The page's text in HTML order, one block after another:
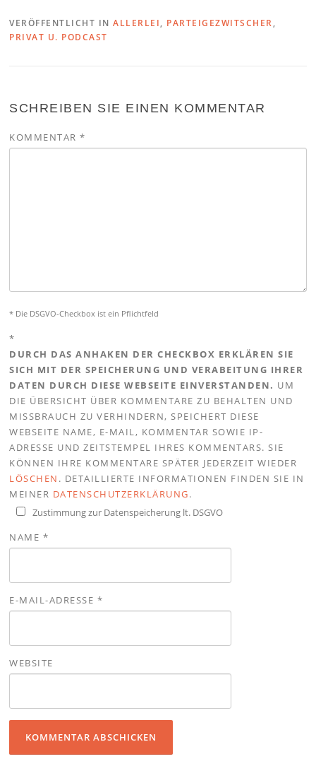
VERÖFFENTLICHT INALLERLEI, PARTEIGEZWITSCHER,
PRIVAT U. PODCAST
SCHREIBEN SIE EINEN KOMMENTAR
KOMMENTAR*
* Die DSGVO-Checkbox ist ein Pflichtfeld
*
DURCH DAS ANHAKEN DER CHECKBOX ERKLÄREN SIE
SICH MIT DER SPEICHERUNG UND VERABEITUNG IHRER
DATEN DURCH DIESE WEBSEITE EINVERSTANDEN. UM
DIE ÜBERSICHT ÜBER KOMMENTARE ZU BEHALTEN UND
MISSBRAUCH ZU VERHINDERN, SPEICHERT DIESE
WEBSEITE NAME, E-MAIL, KOMMENTAR SOWIE IP-
ADRESSE UND ZEITSTEMPEL IHRES KOMMENTARS. SIE
KÖNNEN IHRE KOMMENTARE SPÄTER JEDERZEIT WIEDER
LÖSCHEN . DETAILLIERTE INFORMATIONEN FINDEN SIE IN
MEINER DATENSCHUTZERKLÄRUNG.
Zustimmung zur Datenspeicherung lt. DSGVO
NAME *
E-MAIL-ADRESSE *
WEBSITE